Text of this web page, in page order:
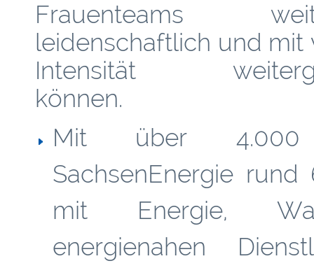
Frauenteams
leidenschaftlich und mit
Intensität
können.
Mit über 4.000
SachsenEnergie
mit Energie,
energienahen